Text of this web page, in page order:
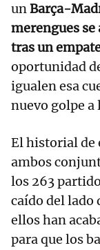
unBarça-
merengues
tras un
oportunidad
igualen esa
nuevo golpe a
El historial de
ambos
los 263
caído del lado
ellos han
para que los